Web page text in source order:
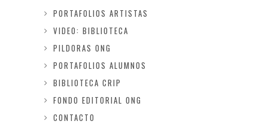
PORTAFOLIOS ARTISTAS
VIDEO: BIBLIOTECA
PILDORAS ONG
PORTAFOLIOS ALUMNOS
BIBLIOTECA CRIP
FONDO EDITORIAL ONG
CONTACTO